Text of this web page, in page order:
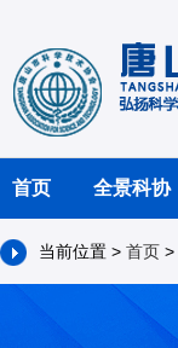
首页 全景科协
当前位置 > 首页 >